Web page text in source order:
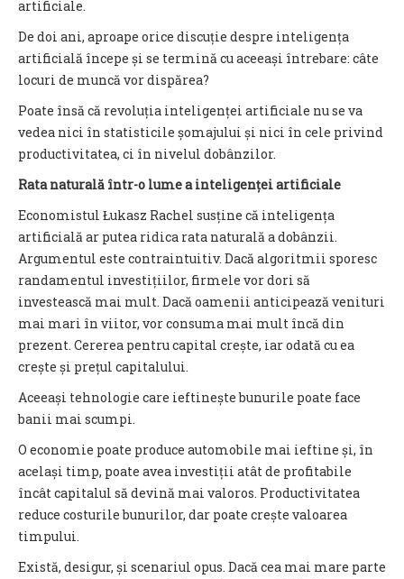
artificiale.
De doi ani, aproape orice discuție despre inteligența
artificială începe și se termină cu aceeași întrebare: câte
locuri de muncă vor dispărea?
Poate însă că revoluția inteligenței artificiale nu se va
vedea nici în statisticile șomajului și nici în cele privind
productivitatea, ci în nivelul dobânzilor.
Rata naturală într-o lume a inteligenței artificiale
Economistul Łukasz Rachel susține că inteligența
artificială ar putea ridica rata naturală a dobânzii.
Argumentul este contraintuitiv. Dacă algoritmii sporesc
randamentul investițiilor, firmele vor dori să
investească mai mult. Dacă oamenii anticipează venituri
mai mari în viitor, vor consuma mai mult încă din
prezent. Cererea pentru capital crește, iar odată cu ea
crește și prețul capitalului.
Aceeași tehnologie care ieftinește bunurile poate face
banii mai scumpi.
O economie poate produce automobile mai ieftine și, în
același timp, poate avea investiții atât de profitabile
încât capitalul să devină mai valoros. Productivitatea
reduce costurile bunurilor, dar poate crește valoarea
timpului.
Există, desigur, și scenariul opus. Dacă cea mai mare parte